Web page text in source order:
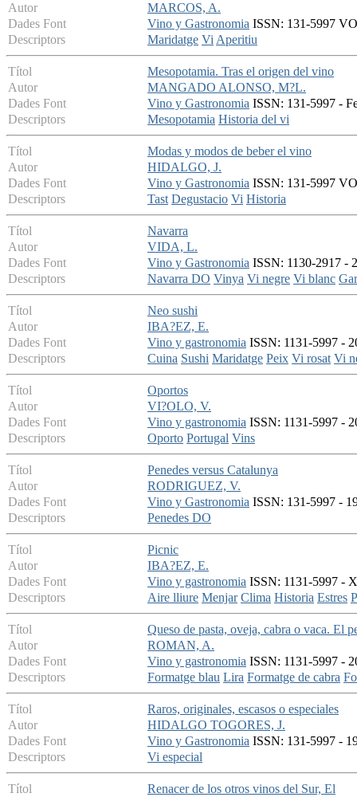
Autor
MARCOS, A.
Dades Font
Vino y Gastronomia ISSN: 131-5997
Descriptors
Maridatge ViAperitiu
Títol
Mesopotamia. Tras el origen del vino
Autor
MANGADO ALONSO, M?L.
Dades Font
Vino y Gastronomia ISSN: 131-5997 -
Descriptors
Mesopotamia Historia del vi
Títol
Modas y modos de beber el vino
Autor
HIDALGO, J.
Dades Font
Vino y Gastronomia ISSN: 131-5997
Descriptors
Tast Degustacio Vi Historia
Títol
Navarra
Autor
VIDA, L.
Dades Font
Vino y Gastronomia ISSN: 1130-2917 -
Descriptors
Navarra DO Vinya Vi negre Vi blanc
Títol
Neo sushi
Autor
IBA?EZ, E.
Dades Font
Vino y gastronomia ISSN: 1131-5997 -
Descriptors
Cuina Sushi Maridatge Peix Vi rosat Vi
Títol
Oportos
Autor
VI?OLO, V.
Dades Font
Vino y gastronomia ISSN: 1131-5997 -
Descriptors
Oporto Portugal Vins
Títol
Penedes versus Catalunya
Autor
RODRIGUEZ, V.
Dades Font
Vino y Gastronomia ISSN: 131-5997 -
Descriptors
Penedes DO
Títol
Picnic
Autor
IBA?EZ, E.
Dades Font
Vino y gastronomia ISSN: 1131-5997 -
Descriptors
Aire lliure Menjar Clima Historia Estres
Títol
Queso de pasta, oveja, cabra o vaca. El
Autor
ROMAN, A.
Dades Font
Vino y gastronomia ISSN: 1131-5997 -
Descriptors
Formatge blau Lira Formatge de cabra
Títol
Raros, originales, escasos o especiales
Autor
HIDALGO TOGORES, J.
Dades Font
Vino y Gastronomia ISSN: 131-5997 -
Descriptors
Vi especial
Títol
Renacer de los otros vinos del Sur, El